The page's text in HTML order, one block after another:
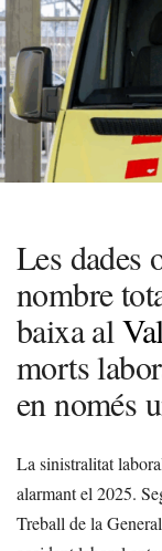
Les dades
nombre
baixa al
morts
en només
La sinistralitat
alarmant el 2025.
Treball de la